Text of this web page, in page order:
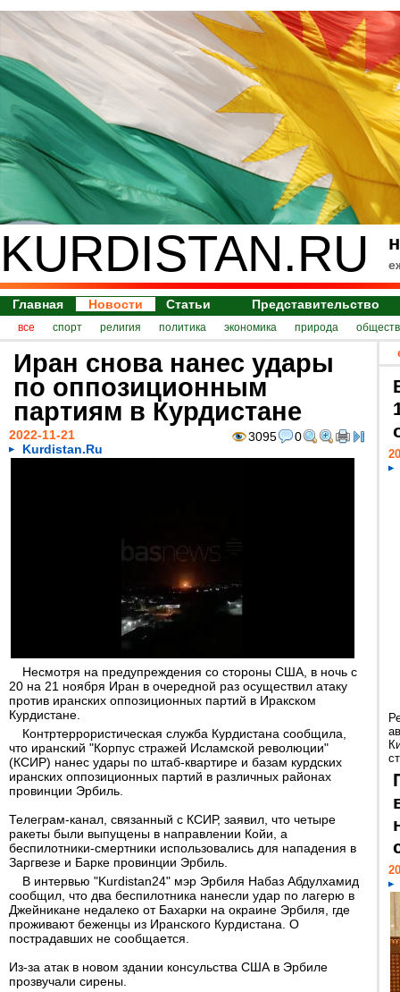
KURDISTAN.RU
Главная Новости Статьи Представительство
все спорт религия политика экономика природа
Иран снова нанес удары
по оппозиционным
партиям в Курдистане
3095 0
2022-11-21
Kurdistan.Ru
Несмотря на предупреждения со стороны США, в ночь с
20 на 21 ноября Иран в очередной раз осуществил атаку
против иранских оппозиционных партий в Иракском
Курдистане.
Контртеррористическая служба Курдистана сообщила,
что иранский "Корпус стражей Исламской революции"
(КСИР) нанес удары по штаб-квартире и базам курдских
иранских оппозиционных партий в различных районах
провинции Эрбиль.
Телеграм-канал, связанный с КСИР, заявил, что четыре
ракеты были выпущены в направлении Койи, а
беспилотники-смертники использовались для нападения в
Заргвезе и Барке провинции Эрбиль.
В интервью "Kurdistan24" мэр Эрбиля Набаз Абдулхамид
сообщил, что два беспилотника нанесли удар по лагерю в
Джейникане недалеко от Бахарки на окраине Эрбиля, где
проживают беженцы из Иранского Курдистана. О
пострадавших не сообщается.
Из-за атак в новом здании консульства США в Эрбиле
прозвучали сирены.